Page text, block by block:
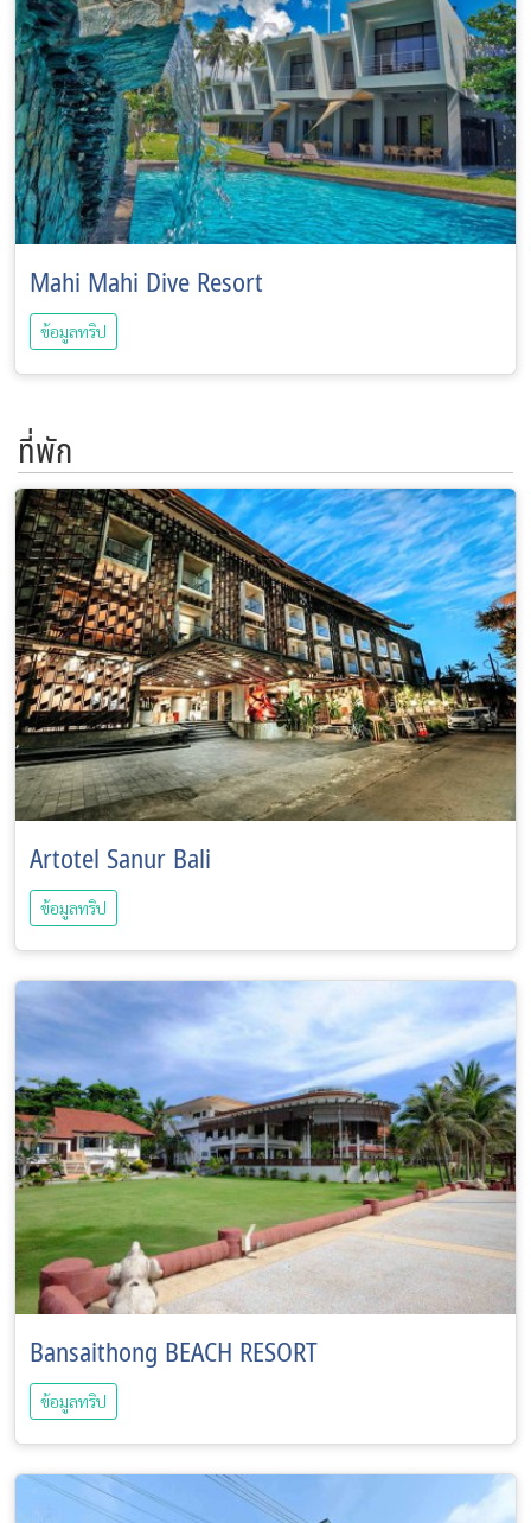
Mahi Mahi Dive Resort
ข้อมูลทริป
ที่พัก
Artotel Sanur Bali
ข้อมูลทริป
Bansaithong BEACH RESORT
ข้อมูลทริป